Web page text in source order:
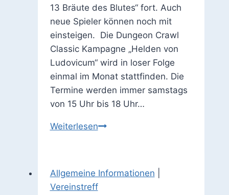
13 Bräute des Blutes“ fort. Auch
neue Spieler können noch mit
einsteigen. Die Dungeon Crawl
Classic Kampagne „Helden von
Ludovicum“ wird in loser Folge
einmal im Monat stattfinden. Die
Termine werden immer samstags
von 15 Uhr bis 18 Uhr…
WeiterlesenFortsetzung
Trichters
„Die
Allgemeine Informationen
Vereinstreff